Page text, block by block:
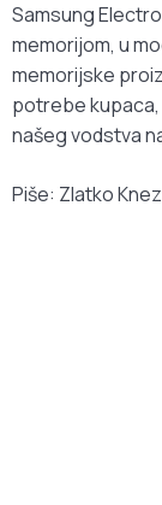
Samsung
memorijom, u
memorijske
potrebe
našeg vodstva
Piše: Zlatko